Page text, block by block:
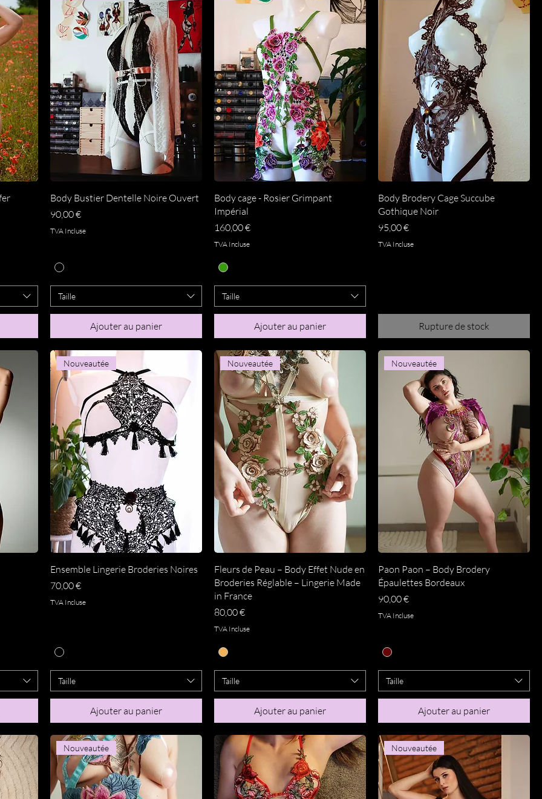
Aperçu rapide
Body Bustier Dentelle Noire Ouvert
Prix
90,00 €
TVA Incluse
Taille
Ajouter au panier
Aperçu rapide
Body cage - Rosier Grimpant
Impérial
Prix
160,00 €
TVA Incluse
Taille
Ajouter au panier
Aperçu rapide
Body Brodery Cage Succube
Gothique Noir
Prix
95,00 €
TVA Incluse
Rupture de stock
Aperçu rapide
Nouveautée
Ensemble Lingerie Broderies Noires
Prix
70,00 €
TVA Incluse
Taille
Ajouter au panier
Aperçu rapide
Nouveautée
Fleurs de Peau – Body Effet Nude en
Broderies Réglable – Lingerie Made
in France
Prix
80,00 €
TVA Incluse
Taille
Ajouter au panier
Aperçu rapide
Nouveautée
Paon Paon – Body Brodery
Épaulettes Bordeaux
Prix
90,00 €
TVA Incluse
Taille
Ajouter au panier
Nouveautée Nouveautée